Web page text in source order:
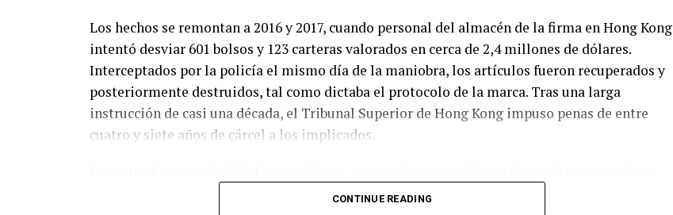
Los hechos se remontan a 2016 y 2017, cuando personal del almacén de la firma en Hong Kong
intentó desviar 601 bolsos y 123 carteras valorados en cerca de 2,4 millones de dólares.
Interceptados por la policía el mismo día de la maniobra, los artículos fueron recuperados y
posteriormente destruidos, tal como dictaba el protocolo de la marca. Tras una larga
instrucción de casi una década, el Tribunal Superior de Hong Kong impuso penas de entre
cuatro y siete años de cárcel a los implicados.
20.000 productos cada seis meses solo en Hong Kong. Esta estrategia, habitual entre las casas
CONTINUE READING